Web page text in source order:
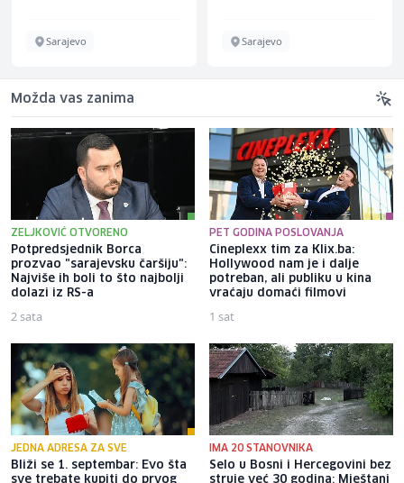
Sarajevo Sarajevo
Možda vas zanima
ZELJKOVIĆ OTVORENO
Potpredsjednik Borca
prozvao "sarajevsku čaršiju":
Najviše ih boli to što najbolji
dolazi iz RS-a
2 sata
PET GODINA POSLOVANJA
Cineplexx tim za Klix.ba:
Hollywood nam je i dalje
potreban, ali publiku u kina
vraćaju domaći filmovi
1 sat
JEDNA ADRESA ZA SVE
Bliži se 1. septembar: Evo šta
sve trebate kupiti do prvog
IMA 20 STANOVNIKA
Selo u Bosni i Hercegovini bez
struje već 30 godina: Mještani